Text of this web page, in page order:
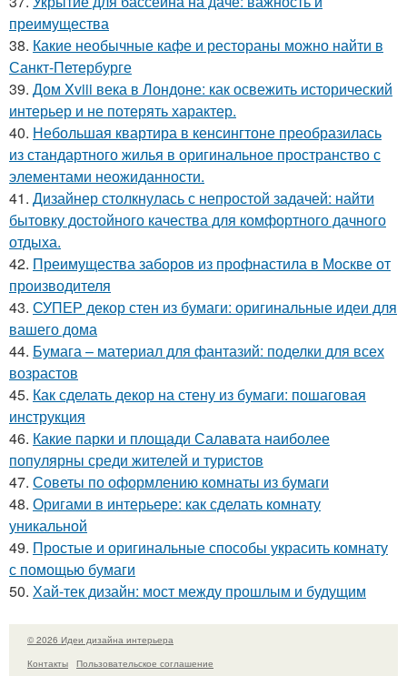
преимущества
38. Какие необычные кафе и рестораны можно найти в
Санкт-Петербурге
39. Дом Xviii века в Лондоне: как освежить исторический
интерьер и не потерять характер.
40. Небольшая квартира в кенсингтоне преобразилась
из стандартного жилья в оригинальное пространство с
элементами неожиданности.
41. Дизайнер столкнулась с непростой задачей: найти
бытовку достойного качества для комфортного дачного
отдыха.
42. Преимущества заборов из профнастила в Москве от
производителя
43. СУПЕР декор стен из бумаги: оригинальные идеи для
вашего дома
44. Бумага – материал для фантазий: поделки для всех
возрастов
45. Как сделать декор на стену из бумаги: пошаговая
инструкция
46. Какие парки и площади Салавата наиболее
популярны среди жителей и туристов
47. Советы по оформлению комнаты из бумаги
48. Оригами в интерьере: как сделать комнату
уникальной
49. Простые и оригинальные способы украсить комнату
с помощью бумаги
50. Хай-тек дизайн: мост между прошлым и будущим
© 2026 Идеи дизайна интерьера
Контакты
Пользовательское соглашение